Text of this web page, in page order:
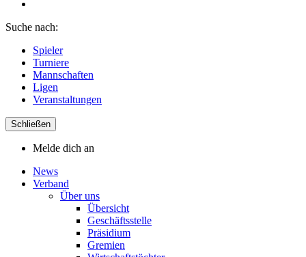
Suche nach:
Spieler
Turniere
Mannschaften
Ligen
Veranstaltungen
Schließen
Melde dich an
News
Verband
Über uns
Übersicht
Geschäftsstelle
Präsidium
Gremien